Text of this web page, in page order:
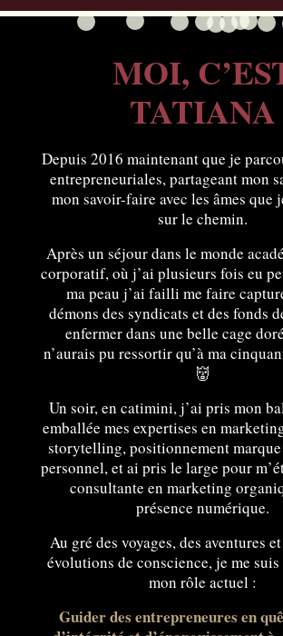
MOI,
TATIANA
Depuis 2016 maintenant que je
entrepreneuriales, partageant mon
mon savoir-faire avec les âmes que
sur le chemin.
Après un séjour dans le monde
corporatif, où j’ai plusieurs fois eu
ma peau j’ai failli me faire
démons des syndicats et des fonds
enfermer dans une belle cage
n’aurais pu ressortir qu’à ma
👹
Un soir, en catimini, j’ai pris mon
emballée mes expertises en
storytelling, positionnement
personnel, et ai pris le large pour
consultante en marketing
présence numérique.
Au gré des voyages, des aventures
évolutions de conscience, je me
mon rôle actuel :
Guider des entrepreneures en